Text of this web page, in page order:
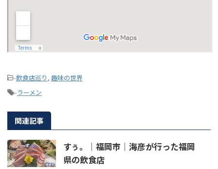
-飲食店巡り , 趣味の世界
-ラーメン
関連記事
すぅ。｜福岡市｜海彦が行った福岡
県の飲食店